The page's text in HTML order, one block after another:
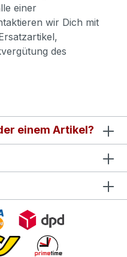
einer
wir Dich mit
des
einem Artikel?